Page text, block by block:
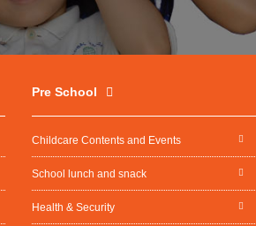
Pre School
Childcare Contents and Events
School lunch and snack
Health & Security